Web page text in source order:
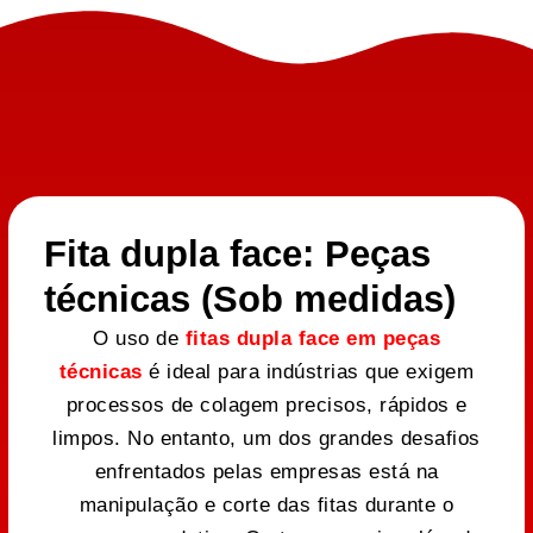
Fita dupla face: Peças
técnicas (Sob medidas)
O uso de fitas dupla face em peças
técnicas é ideal para indústrias que exigem
processos de colagem precisos, rápidos e
limpos. No entanto, um dos grandes desafios
enfrentados pelas empresas está na
manipulação e corte das fitas durante o